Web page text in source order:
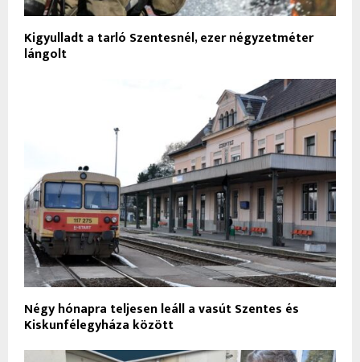
Kigyulladt a tarló Szentesnél, ezer négyzetméter
lángolt
Négy hónapra teljesen leáll a vasút Szentes és
Kiskunfélegyháza között